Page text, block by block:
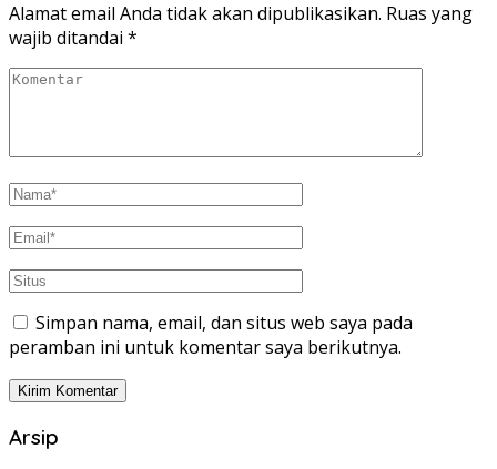
Alamat email Anda tidak akan dipublikasikan. Ruas yang
wajib ditandai *
Simpan nama, email, dan situs web saya pada
peramban ini untuk komentar saya berikutnya.
Arsip